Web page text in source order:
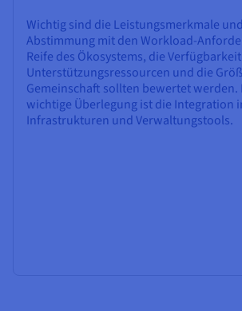
Wichtig sind die Leistungsmerkmale
Abstimmung mit den Workload-
Reife des Ökosystems, die
Unterstützungsressourcen und die
Gemeinschaft sollten bewertet werden.
wichtige Überlegung ist die Integration
Infrastrukturen und Verwaltungstools.